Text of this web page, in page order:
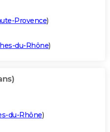
Provence)
du-Rhône)
du-Rhône)